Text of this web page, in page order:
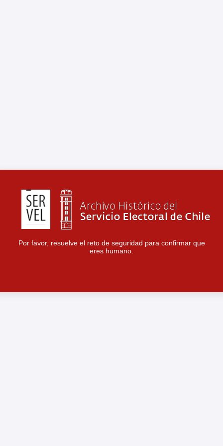
Por favor, resuelve el reto de seguridad para confirmar que
eres humano.